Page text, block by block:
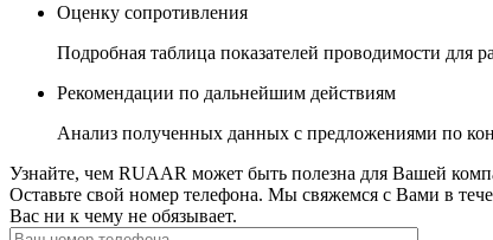
Оценку сопротивления
Подробная таблица показателей проводимости для
Рекомендации по дальнейшим действиям
Анализ полученных данных с предложениями по
Узнайте, чем RUAAR может быть полезна для Вашей
Оставьте свой номер телефона. Мы свяжемся с Вами в
Вас ни к чему не обязывает.